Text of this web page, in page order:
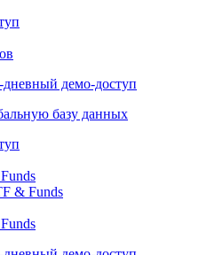
дневный демо-доступ
базу данных
& Funds